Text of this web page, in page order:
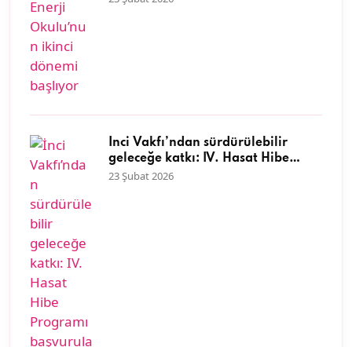
İnci Vakfı’ndan sürdürülebilir
geleceğe katkı: IV. Hasat Hibe
Programı başvuruları başladı
23 Şubat 2026